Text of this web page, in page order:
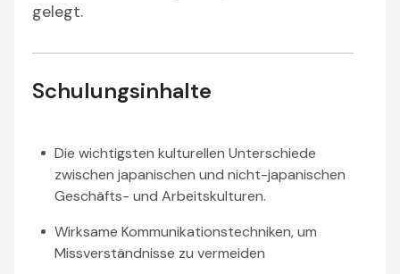
gelegt.
Schulungsinhalte
Die wichtigsten kulturellen Unterschiede
zwischen japanischen und nicht-japanischen
Geschäfts- und Arbeitskulturen.
Wirksame Kommunikationstechniken, um
Missverständnisse zu vermeiden